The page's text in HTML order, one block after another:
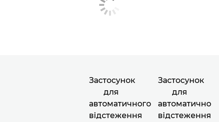
Застосунок
для
автоматичного
відстеження
Застосунок
для
відстеження